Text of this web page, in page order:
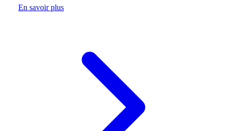
En savoir plus